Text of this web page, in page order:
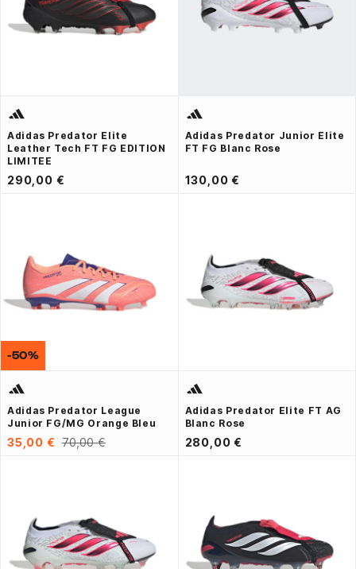
Adidas Predator Elite
Leather Tech FT FG EDITION
LIMITEE
290,00 €
Adidas Predator Junior Elite
FT FG Blanc Rose
130,00 €
Adidas Predator League
Junior FG/MG Orange Bleu
35,00 € 70,00 €
-50%
Adidas Predator Elite FT AG
Blanc Rose
280,00 €